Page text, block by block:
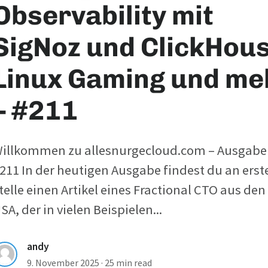
mit
und
Gaming und
#211
zu allesnurgecloud.com – Ausgabe
In der heutigen Ausgabe findest du an
einen Artikel eines Fractional CTO aus den
der in vielen Beispielen...
andy
9. November 2025 · 25 min read